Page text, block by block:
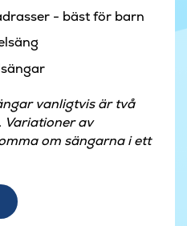
- bäst för barn
vanligtvis är två
Variationer av
om sängarna i ett